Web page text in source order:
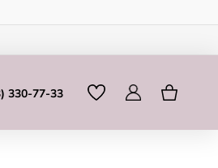
330-77-33